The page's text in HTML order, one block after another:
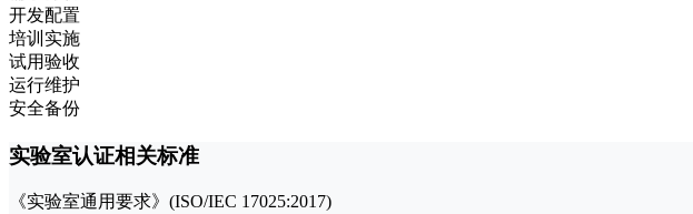
开发配置
培训实施
试用验收
运行维护
安全备份
实验室认证相关标准
《实验室通用要求》(ISO/IEC 17025:2017)